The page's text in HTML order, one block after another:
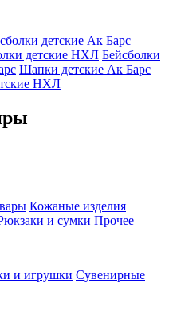
детские Ак Барс
детские НХЛ Бейсболки
Шапки детские Ак Барс
НХЛ
Кожаные изделия
и сумки Прочее
и игрушки Сувенирные